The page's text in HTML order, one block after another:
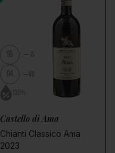
95 JS
94 VO
13.5%
Castello di Ama
Chianti Classico Ama
2023